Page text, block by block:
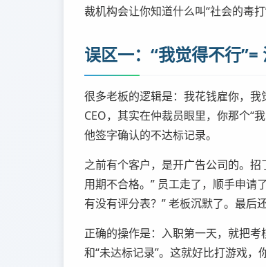
裁机构会让你知道什么叫“社会的毒
误区一：“我觉得不行”=
很多老板的逻辑是：我花钱雇你，
CEO，其实在仲裁员眼里，你那个“
他签字确认的不达标记录。
之前有个客户，是开广告公司的。
用期不合格。” 员工走了，顺手申请
有没有评分表？” 老板沉默了。最后
正确的操作是：入职第一天，就把
和“未达标记录”。这就好比打游戏，